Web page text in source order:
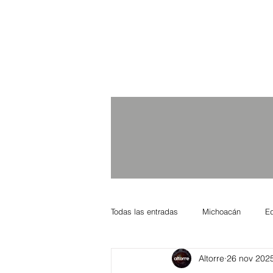
Todas las entradas Michoacán
Nacional Internacional
Altorre 26 nov